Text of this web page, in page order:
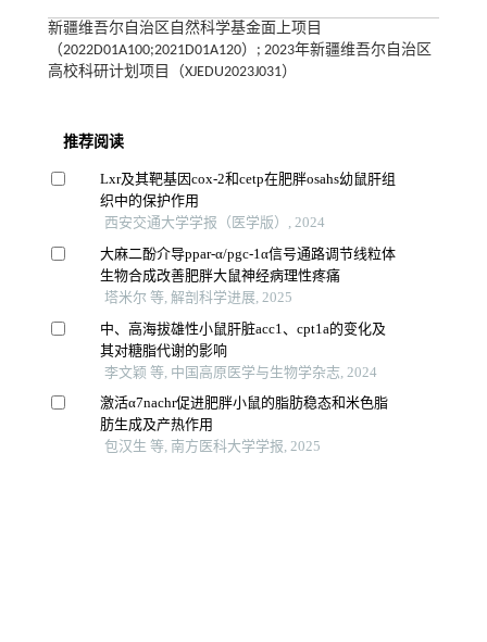
新疆维吾尔自治区自然科学基金面上项目
（2022D01A100;2021D01A120）; 2023年新疆维吾尔自治区
高校科研计划项目（XJEDU2023J031）